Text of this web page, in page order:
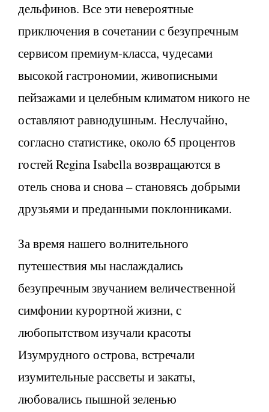
дельфинов. Все эти невероятные
приключения в сочетании с безупречным
сервисом премиум-класса, чудесами
высокой гастрономии, живописными
пейзажами и целебным климатом никого не
оставляют равнодушным. Неслучайно,
согласно статистике, около 65 процентов
гостей Regina Isabella возвращаются в
отель снова и снова – становясь добрыми
друзьями и преданными поклонниками.
За время нашего волнительного
путешествия мы наслаждались
безупречным звучанием величественной
симфонии курортной жизни, с
любопытством изучали красоты
Изумрудного острова, встречали
изумительные рассветы и закаты,
любовались пышной зеленью